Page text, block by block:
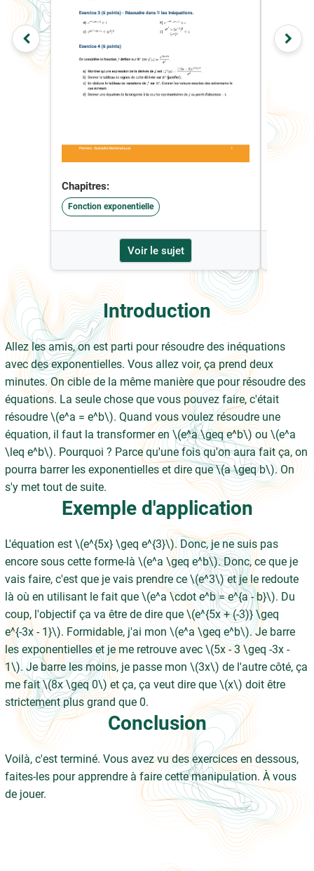
Chapitres:
Fonction exponentielle
Voir le sujet
Introduction
Allez les amis, on est parti pour résoudre des inéquations
avec des exponentielles. Vous allez voir, ça prend deux
minutes. On cible de la même manière que pour résoudre des
équations. La seule chose que vous pouvez faire, c'était
résoudre \(e^a = e^b\). Quand vous voulez résoudre une
équation, il faut la transformer en \(e^a \geq e^b\) ou \(e^a
\leq e^b\). Pourquoi ? Parce qu'une fois qu'on aura fait ça, on
pourra barrer les exponentielles et dire que \(a \geq b\). On
s'y met tout de suite.
Exemple d'application
L'équation est \(e^{5x} \geq e^{3}\). Donc, je ne suis pas
encore sous cette forme-là \(e^a \geq e^b\). Donc, ce que je
vais faire, c'est que je vais prendre ce \(e^3\) et je le redoute
là où en utilisant le fait que \(e^a \cdot e^b = e^{a - b}\). Du
coup, l'objectif ça va être de dire que \(e^{5x + (-3)} \geq
e^{-3x - 1}\). Formidable, j'ai mon \(e^a \geq e^b\). Je barre
les exponentielles et je me retrouve avec \(5x - 3 \geq -3x -
1\). Je barre les moins, je passe mon \(3x\) de l'autre côté, ça
me fait \(8x \geq 0\) et ça, ça veut dire que \(x\) doit être
strictement plus grand que 0.
Conclusion
Voilà, c'est terminé. Vous avez vu des exercices en dessous,
faites-les pour apprendre à faire cette manipulation. À vous
de jouer.